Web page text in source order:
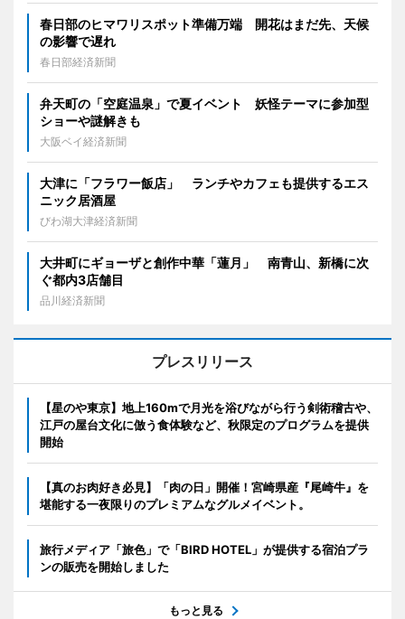
春日部のヒマワリスポット準備万端 開花はまだ先、天候
の影響で遅れ
春日部経済新聞
弁天町の「空庭温泉」で夏イベント 妖怪テーマに参加型
ショーや謎解きも
大阪ベイ経済新聞
大津に「フラワー飯店」 ランチやカフェも提供するエス
ニック居酒屋
びわ湖大津経済新聞
大井町にギョーザと創作中華「蓮月」 南青山、新橋に次
ぐ都内3店舗目
品川経済新聞
プレスリリース
【星のや東京】地上160mで月光を浴びながら行う剣術稽古や、
江戸の屋台文化に倣う食体験など、秋限定のプログラムを提供
開始
【真のお肉好き必見】「肉の日」開催！宮崎県産『尾崎牛』を
堪能する一夜限りのプレミアムなグルメイベント。
旅行メディア「旅色」で「BIRD HOTEL」が提供する宿泊プラ
ンの販売を開始しました
もっと見る